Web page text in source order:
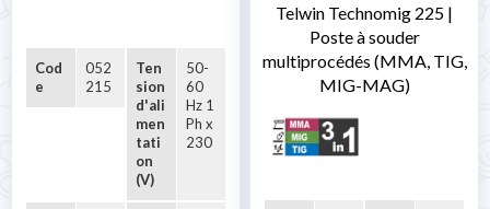
Cod
e
052
215
Ten
sion
d'ali
men
tati
on
(V)
50-
60
Hz 1
Ph x
230
Telwin Technomig 225 |
Poste à souder
multiprocédés (MMA, TIG,
MIG-MAG)